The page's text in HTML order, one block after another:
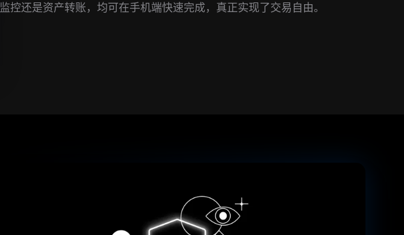
监控还是资产转账，均可在手机端快速完成，真正实现了交易自由。